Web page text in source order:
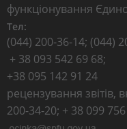
функціонування
Тел:
(044) 200-36-14; (044)
+ 38 093 542 69 68;
+38 095 142 91 24
рецензування звітів,
200-34-20; + 38 099